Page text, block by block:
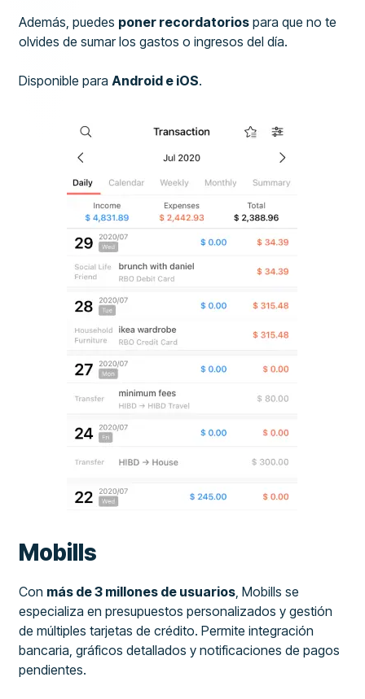
Además, puedes poner recordatorios para que no te
olvides de sumar los gastos o ingresos del día.
Disponible para Android e iOS.
Mobills
Con más de 3 millones de usuarios , Mobills se
especializa en presupuestos personalizados y gestión
de múltiples tarjetas de crédito. Permite integración
bancaria, gráficos detallados y notificaciones de pagos
pendientes.